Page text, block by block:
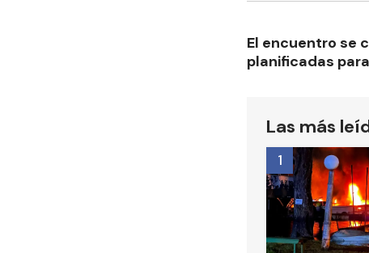
El encuentro se
planificadas
Las más
1